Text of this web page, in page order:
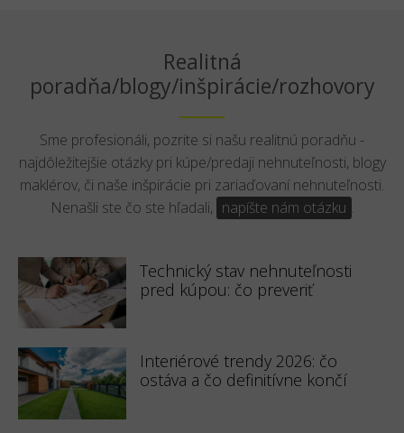
Realitná
poradňa/blogy/inšpirácie/rozhovory
Sme profesionáli, pozrite si našu realitnú poradňu -
najdôležitejšie otázky pri kúpe/predaji nehnuteľnosti, blogy
maklérov, či naše inšpirácie pri zariaďovaní nehnuteľnosti.
Nenašli ste čo ste hľadali, napíšte nám otázku .
Technický stav nehnuteľnosti
pred kúpou: čo preveriť
Interiérové trendy 2026: čo
ostáva a čo definitívne končí